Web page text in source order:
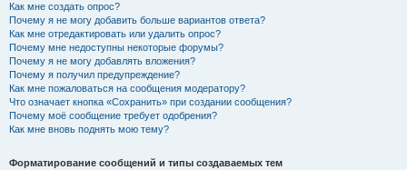
Как мне создать опрос?
Почему я не могу добавить больше вариантов ответа?
Как мне отредактировать или удалить опрос?
Почему мне недоступны некоторые форумы?
Почему я не могу добавлять вложения?
Почему я получил предупреждение?
Как мне пожаловаться на сообщения модератору?
Что означает кнопка «Сохранить» при создании сообщения?
Почему моё сообщение требует одобрения?
Как мне вновь поднять мою тему?
Форматирование сообщений и типы создаваемых тем